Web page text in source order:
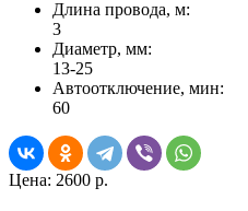
Длина провода, м:
3
Диаметр, мм:
13-25
Автоотключение, мин:
60
Цена: 2600 р.